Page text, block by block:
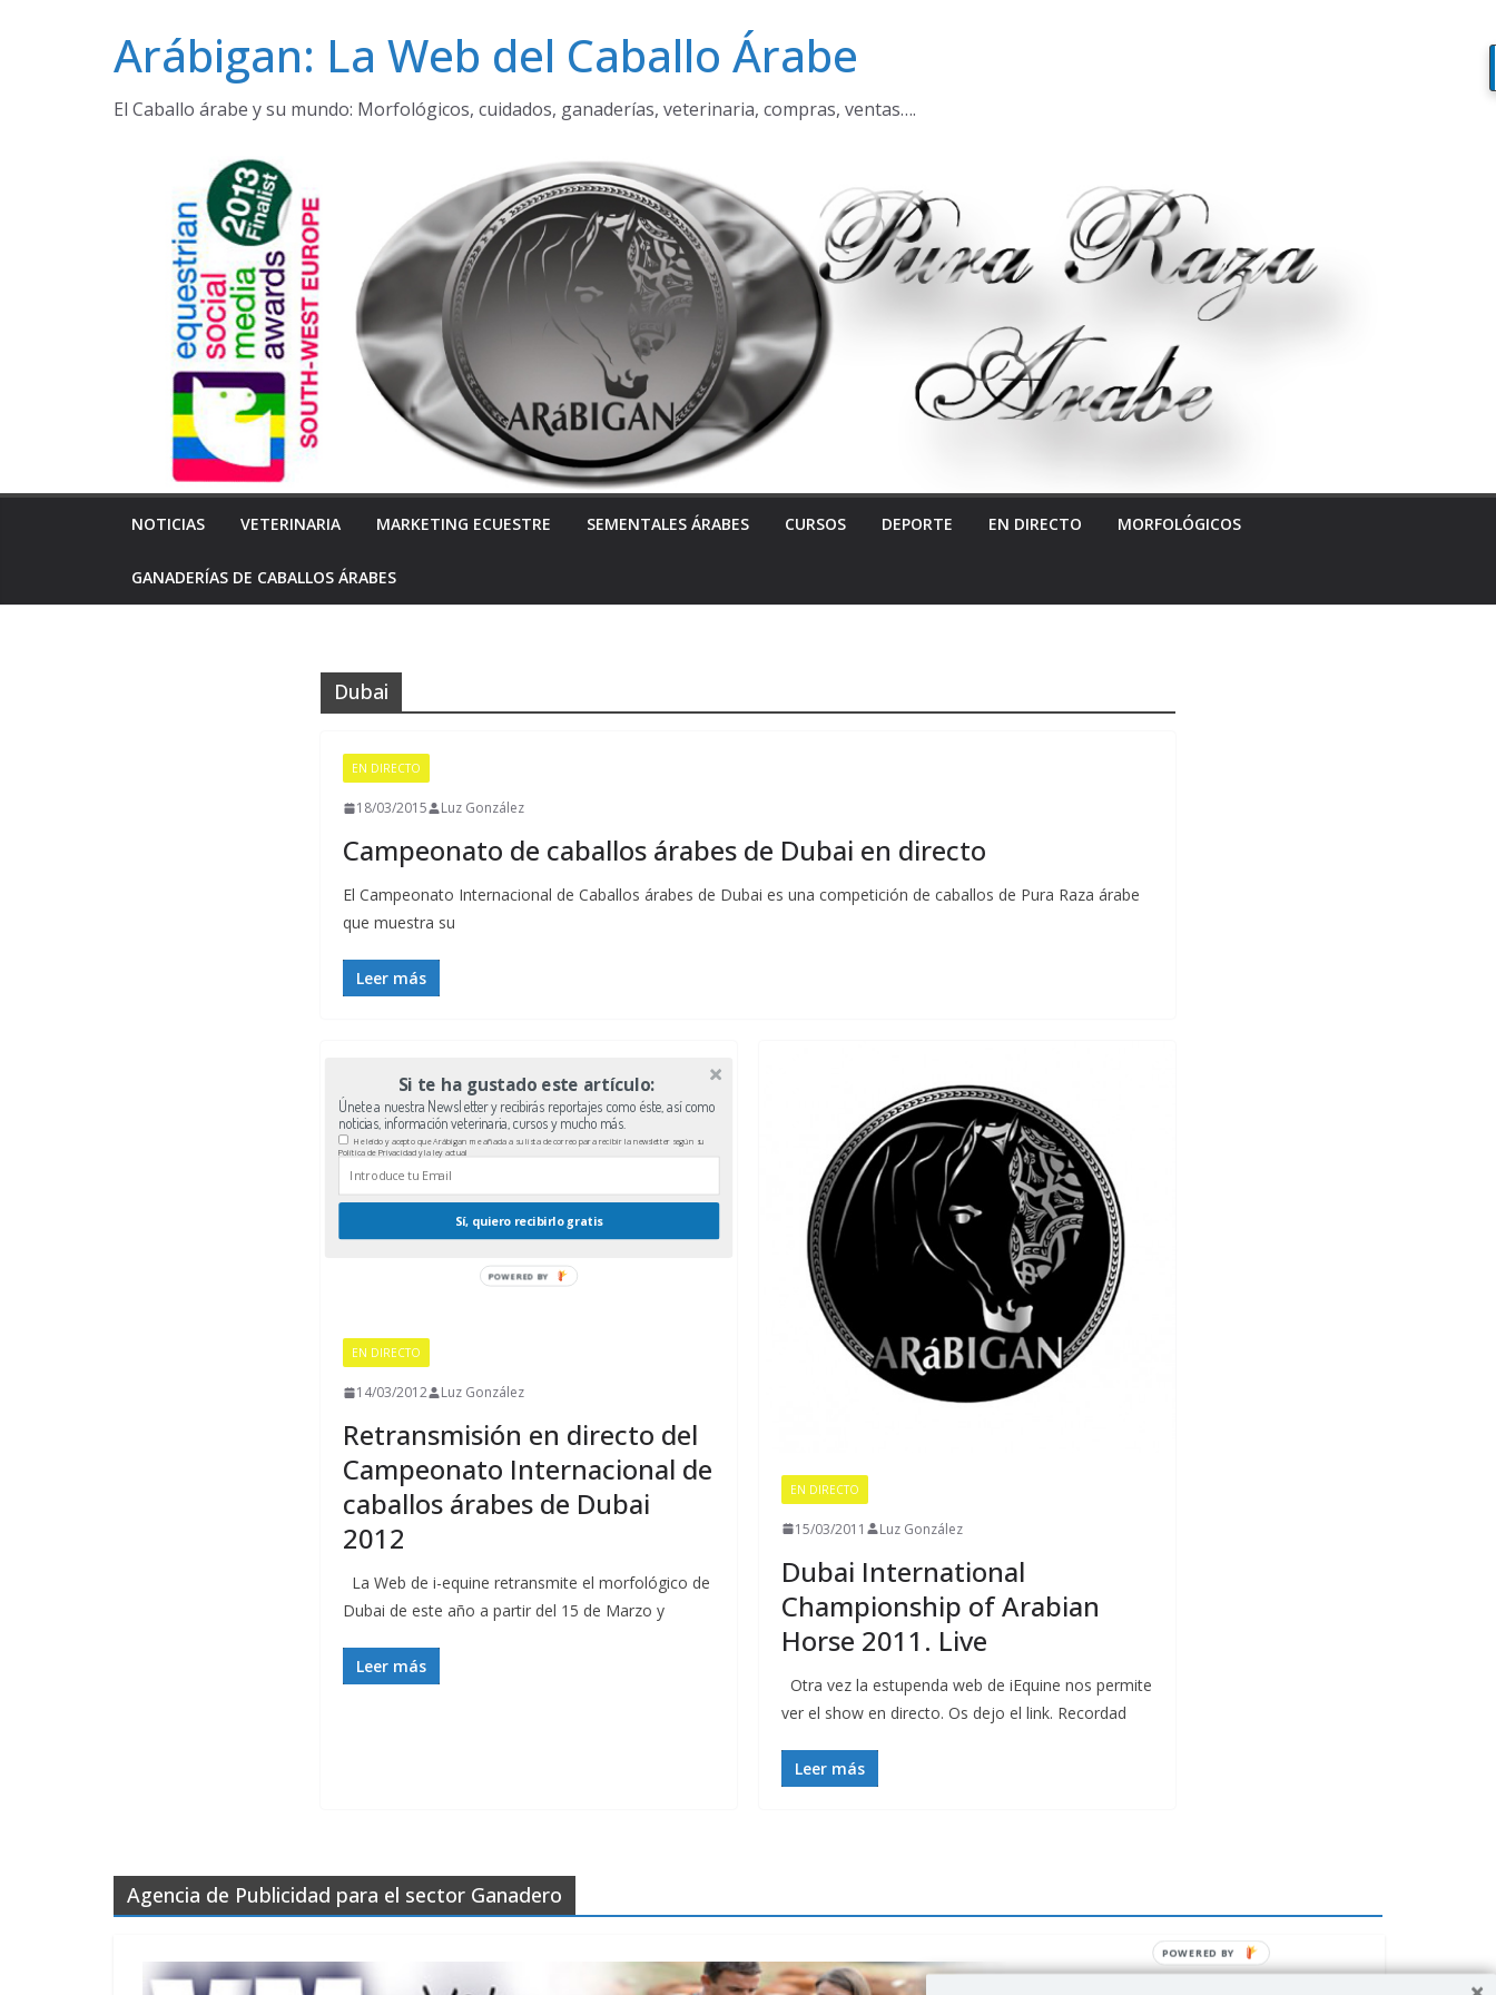
Arábigan: La Web del Caballo Árabe
El Caballo árabe y su mundo: Morfológicos, cuidados, ganaderías, veterinaria, compras, ventas….
NOTICIAS VETERINARIA MARKETING ECUESTRE SEMENTALES ÁRABES CURSOS DEPORTE EN DIRECTO MORFOLÓGICOS
GANADERÍAS DE CABALLOS ÁRABES
Dubai
EN DIRECTO
18/03/2015 Luz González
Campeonato de caballos árabes de Dubai en directo
El Campeonato Internacional de Caballos árabes de Dubai es una competición de caballos de Pura Raza árabe
que muestra su
Leer más
Si te ha gustado este artículo:
Únete a nuestra Newsletter y recibirás reportajes como éste, así como
noticias, información veterinaria, cursos y mucho más.
Sí, quiero recibirlo gratis
He leído y acepto que Arábigan me añada a su lista de correo para recibir la newsletter según su
Política de Privacidad y la ley actual
EN DIRECTO
14/03/2012 Luz González
Retransmisión en directo del
Campeonato Internacional de
caballos árabes de Dubai
2012
La Web de i-equine retransmite el morfológico de
Dubai de este año a partir del 15 de Marzo y
Leer más
EN DIRECTO
15/03/2011 Luz González
Dubai International
Championship of Arabian
Horse 2011. Live
Otra vez la estupenda web de iEquine nos permite
ver el show en directo. Os dejo el link. Recordad
Leer más
Agencia de Publicidad para el sector Ganadero
POWERED BY